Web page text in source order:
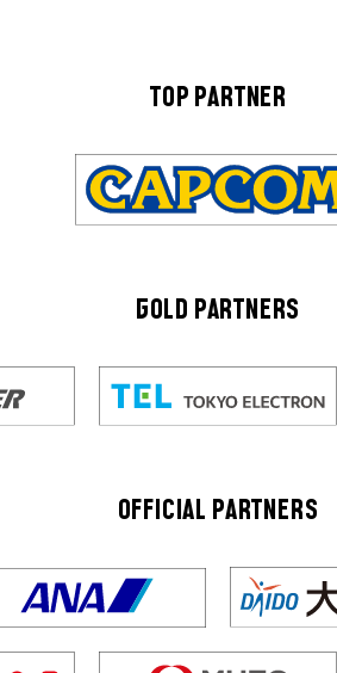
TOP PARTNER
GOLD PARTNERS
OFFICIAL PARTNERS